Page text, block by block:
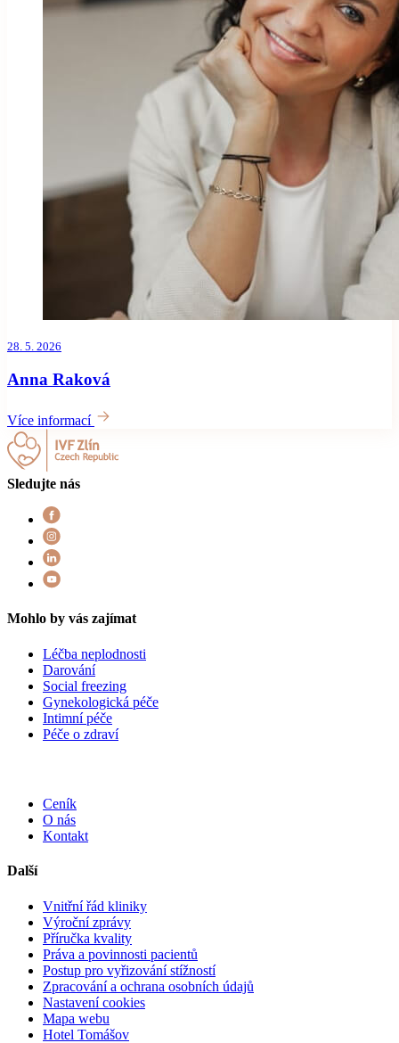
28. 5. 2026
Anna Raková
Více informací
Sledujte nás
Mohlo by vás zajímat
Léčba neplodnosti
Darování
Social freezing
Gynekologická péče
Intimní péče
Péče o zdraví
Ceník
O nás
Kontakt
Další
Vnitřní řád kliniky
Výroční zprávy
Příručka kvality
Práva a povinnosti pacientů
Postup pro vyřizování stížností
Zpracování a ochrana osobních údajů
Nastavení cookies
Mapa webu
Hotel Tomášov